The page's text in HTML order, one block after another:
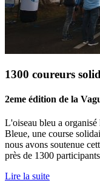
1300 coureurs
2eme édition de la
L'oiseau bleu a
Bleue, une course
nous avons soutenue
près de 1300
Lire la suite